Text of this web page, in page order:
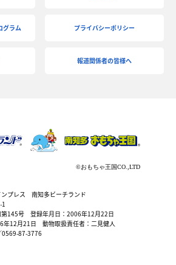
グラム プライバシーポリシー
報道関係者の皆様へ
プレス 南知多ビーチランド
145号 登録年月日：2006年12月22日
年12月21日 動物取扱責任者：二見健人
87-3776